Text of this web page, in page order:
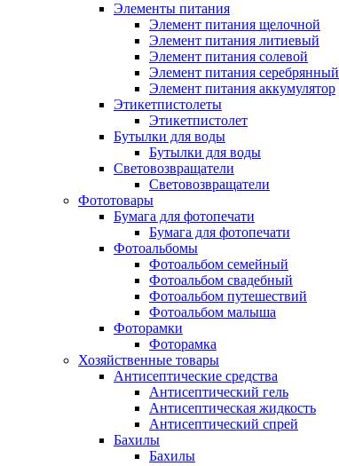
Элементы питания
Элемент питания щелочной
Элемент питания литиевый
Элемент питания солевой
Элемент питания серебрянный
Элемент питания аккумулятор
Этикетпистолеты
Этикетпистолет
Бутылки для воды
Бутылки для воды
Световозвращатели
Световозвращатели
Фототовары
Бумага для фотопечати
Бумага для фотопечати
Фотоальбомы
Фотоальбом семейный
Фотоальбом свадебный
Фотоальбом путешествий
Фотоальбом малыша
Фоторамки
Фоторамка
Хозяйственные товары
Антисептические средства
Антисептический гель
Антисептическая жидкость
Антисептический спрей
Бахилы
Бахилы